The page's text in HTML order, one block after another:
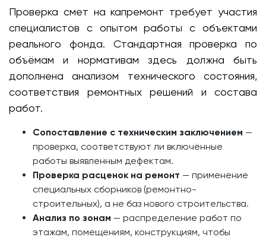
Проверка смет на капремонт требует участия
специалистов с опытом работы с объектами
реального фонда. Стандартная проверка по
объёмам и нормативам здесь должна быть
дополнена анализом технического состояния,
соответствия ремонтных решений и состава
работ.
Сопоставление с техническим заключением —
проверка, соответствуют ли включённые
работы выявленным дефектам.
Проверка расценок на ремонт — применение
специальных сборников (ремонтно-
строительных), а не баз нового строительства.
Анализ по зонам — распределение работ по
этажам, помещениям, конструкциям, чтобы